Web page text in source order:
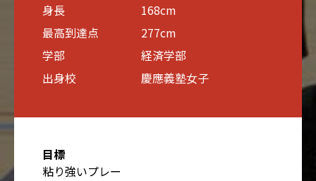
身長
168cm
最高到達点
277cm
学部
経済学部
出身校
慶應義塾女子
目標
粘り強いプレー